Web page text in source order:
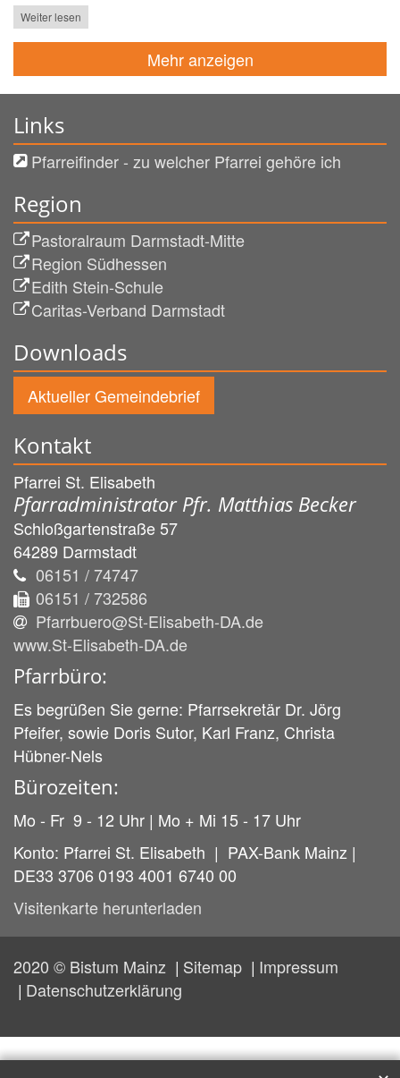
Weiter lesen
Mehr anzeigen
Links
Pfarreifinder - zu welcher Pfarrei gehöre ich
Region
Pastoralraum Darmstadt-Mitte
Region Südhessen
Edith Stein-Schule
Caritas-Verband Darmstadt
Downloads
Aktueller Gemeindebrief
Kontakt
Pfarrei St. Elisabeth
Pfarradministrator Pfr. Matthias Becker
Schloßgartenstraße 57
64289 Darmstadt
06151 / 74747
06151 / 732586
Pfarrbuero@St-Elisabeth-DA.de
www.St-Elisabeth-DA.de
Pfarrbüro:
Es begrüßen Sie gerne: Pfarrsekretär Dr. Jörg
Pfeifer, sowie Doris Sutor, Karl Franz, Christa
Hübner-Nels
Bürozeiten:
Mo - Fr 9 - 12 Uhr | Mo + Mi 15 - 17 Uhr
Konto: Pfarrei St. Elisabeth | PAX-Bank Mainz |
DE33 3706 0193 4001 6740 00
Visitenkarte herunterladen
2020 © Bistum Mainz Sitemap
Impressum
Datenschutzerklärung